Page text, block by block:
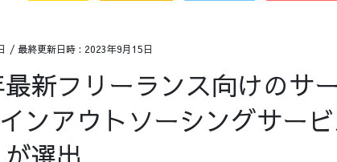
/ 最終更新日時 : 2023年9月15日
新フリーランス向けのサ
ンアウトソーシングサー